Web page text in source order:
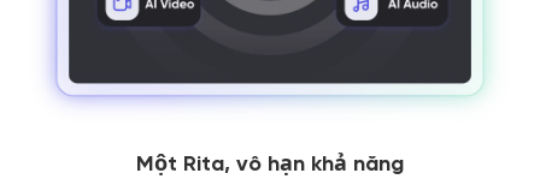
Một Rita, vô hạn khả năng